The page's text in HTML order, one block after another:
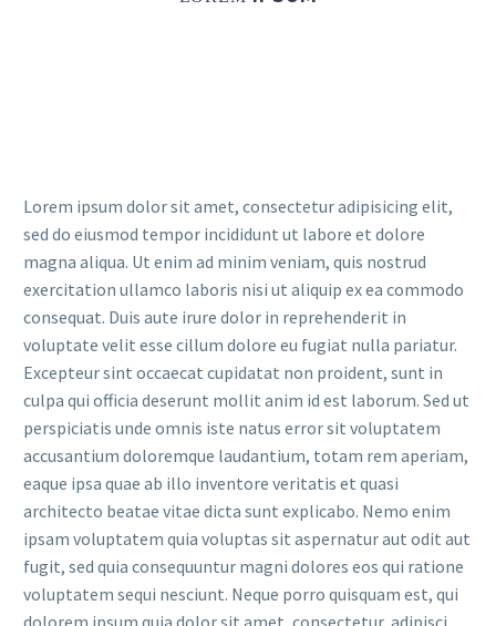
Lorem ipsum dolor sit amet, consectetur adipisicing elit,
sed do eiusmod tempor incididunt ut labore et dolore
magna aliqua. Ut enim ad minim veniam, quis nostrud
exercitation ullamco laboris nisi ut aliquip ex ea commodo
consequat. Duis aute irure dolor in reprehenderit in
voluptate velit esse cillum dolore eu fugiat nulla pariatur.
Excepteur sint occaecat cupidatat non proident, sunt in
culpa qui officia deserunt mollit anim id est laborum. Sed ut
perspiciatis unde omnis iste natus error sit voluptatem
accusantium doloremque laudantium, totam rem aperiam,
eaque ipsa quae ab illo inventore veritatis et quasi
architecto beatae vitae dicta sunt explicabo. Nemo enim
ipsam voluptatem quia voluptas sit aspernatur aut odit aut
fugit, sed quia consequuntur magni dolores eos qui ratione
voluptatem sequi nesciunt. Neque porro quisquam est, qui